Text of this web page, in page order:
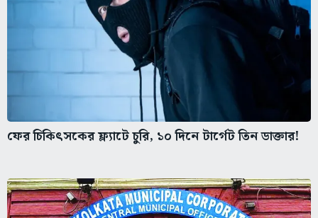
ফের চিকিৎসকের ফ্ল্যাটে চুরি, ১০ দিনে টার্গেট তিন ডাক্তার!